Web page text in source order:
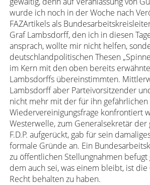
wurde ich noch in der Woche nach
FAZArtikels als
Graf Lambsdorff, den ich in diesen
ansprach, wollte mir nicht helfen,
deutschlandpolitischen Thesen
im Kern mit den oben bereits
Lambsdorffs übereinstimmten.
Lambsdorff aber Parteivorsitzender
nicht mehr mit der für ihn
Wiedervereinigungsfrage konfrontiert
Westerwelle, zum Generalsekretär der
F.D.P. aufgerückt, gab für sein
formale Gründe an. Ein
zu öffentlichen Stellungnahmen befugt
dem auch sei, was einem bleibt, ist die
Recht behalten zu haben.